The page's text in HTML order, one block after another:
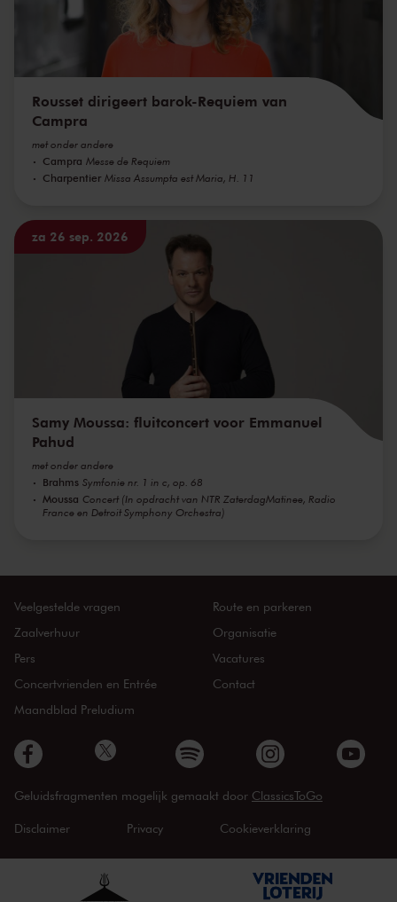
Rousset dirigeert barok-Requiem van
Campra
met onder andere
Campra Messe de Requiem
Charpentier Missa Assumpta est Maria, H. 11
za 26 sep. 2026
Samy Moussa: fluitconcert voor Emmanuel
Pahud
met onder andere
Brahms Symfonie nr. 1 in c, op. 68
Moussa Concert (In opdracht van NTR ZaterdagMatinee, Radio
France en Detroit Symphony Orchestra)
Veelgestelde vragen
Zaalverhuur
Pers
Concertvrienden en Entrée
Maandblad Preludium
Route en parkeren
Organisatie
Vacatures
Contact
Geluidsfragmenten mogelijk gemaakt door ClassicsToGo
Disclaimer Privacy Cookieverklaring